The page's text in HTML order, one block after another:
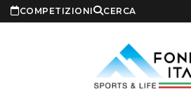
COMPETIZIONI CERCA